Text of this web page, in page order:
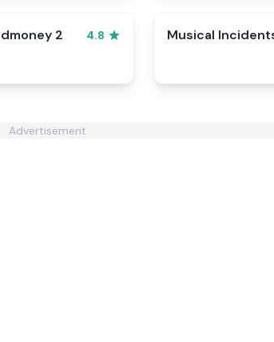
2 4.8 Musical
Advertisement